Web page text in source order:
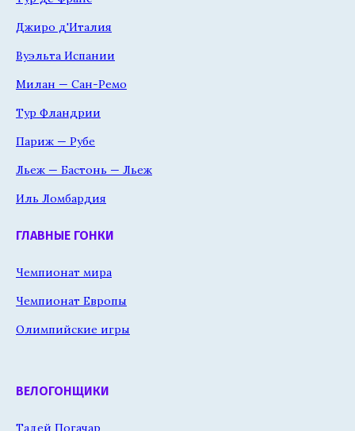
Джиро д'Италия
Вуэльта Испании
Милан — Сан-Ремо
Тур Фландрии
Париж — Рубе
Льеж — Бастонь — Льеж
Иль Ломбардия
ГЛАВНЫЕ ГОНКИ
Чемпионат мира
Чемпионат Европы
Олимпийские игры
ВЕЛОГОНЩИКИ
Тадей Погачар